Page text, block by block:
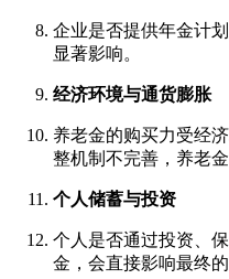
企业是否提供年金计
显著影响。
经济环境与通货膨胀
养老金的购买力受经
整机制不完善，养老
个人储蓄与投资
个人是否通过投资、
金，会直接影响最终的